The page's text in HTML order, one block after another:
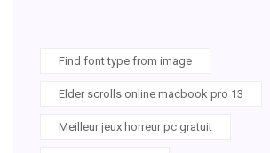
Find font type from image
Elder scrolls online macbook pro 13
Meilleur jeux horreur pc gratuit